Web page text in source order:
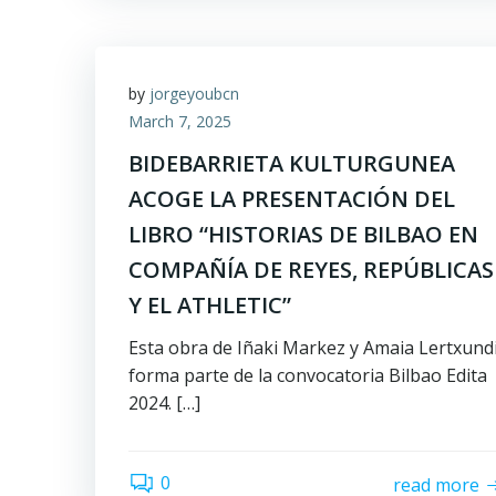
by jorgeyoubcn
March 7, 2025
BIDEBARRIETA KULTURGUNEA
ACOGE LA PRESENTACIÓN DEL
LIBRO “HISTORIAS DE BILBAO EN
COMPAÑÍA DE REYES, REPÚBLICAS
Y EL ATHLETIC”
Esta obra de Iñaki Markez y Amaia
forma parte de la convocatoria Bilbao Edita
2024. […]
0 read more